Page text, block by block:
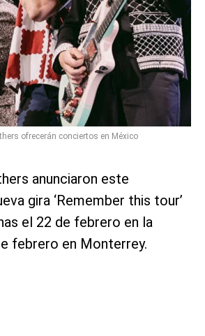
ofrecerán conciertos en México
anunciaron este
gira ‘Remember this tour’
el 22 de febrero en la
febrero en Monterrey.